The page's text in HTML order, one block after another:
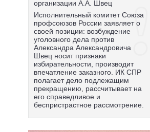
организации А.А. Швец
Исполнительный комитет Союза
профсоюзов России заявляет о
своей позиции: возбуждение
уголовного дела против
Александра Александровича
Швец носит признаки
избирательности, производит
впечатление заказного. ИК СПР
полагает дело подлежащим
прекращению, рассчитывает на
его справедливое и
беспристрастное рассмотрение.